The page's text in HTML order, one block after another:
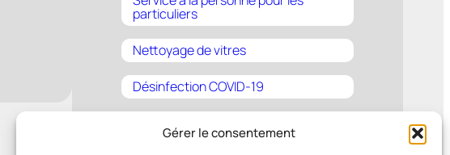
Gérer le consentement
particuliers
Nettoyage de vitres
Désinfection COVID-19